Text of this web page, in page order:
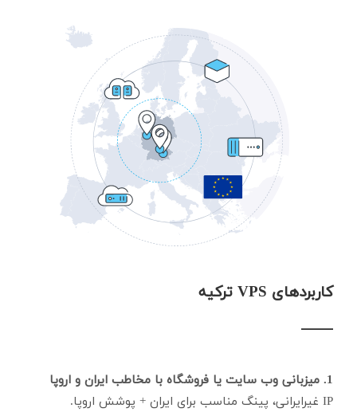
کاربردهای VPS ترکیه
1. میزبانی وب سایت یا فروشگاه با مخاطب ایران و اروپا
IP غیرایرانی، پینگ مناسب برای ایران + پوشش اروپا.